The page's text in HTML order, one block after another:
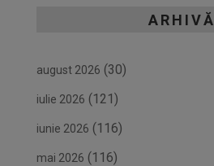
ARHIVĂ
august 2026 (30)
iulie 2026 (121)
iunie 2026 (116)
mai 2026 (116)